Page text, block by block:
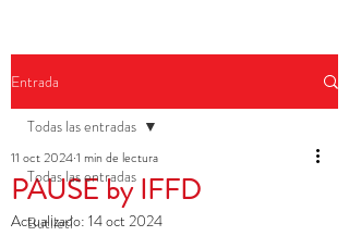
Entrada
Todas las entradas
Butlletí
Todas las entradas
PAUSE by IFFD
11 oct 20241 min de lectura
Actualizado: 14 oct 2024